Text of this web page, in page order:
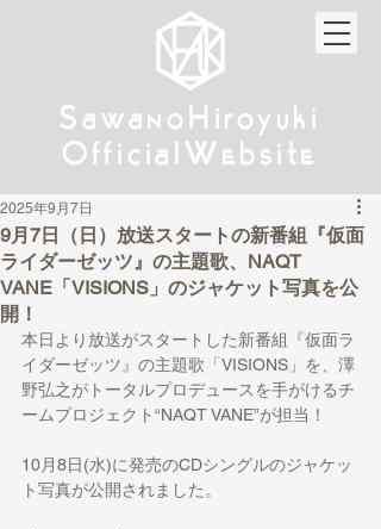
Sa wanoHiroyuki
Official W ebsite
Sa wanoHiroyuki
Official W ebsite
9月7日（日）放送スタートの新番組『仮面
ライダーゼッツ』の主題歌、NAQT
VANE「VISIONS」のジャケット写真を公
開！
2025年9月7日
本日より放送がスタートした新番組『仮面ラ
イダーゼッツ』の主題歌「VISIONS」を、 澤
野弘之がトータルプロデュースを手がけるチ
ームプロジェクト“NAQT VANE”が担当！
10月8日(水)に発売のCDシングルのジャケッ
ト写真が公開されました。